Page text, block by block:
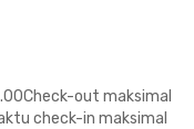
out maksimal
check-in maksimal